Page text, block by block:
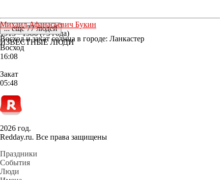
Михаил Афанасьевич Букин
1913 - 1986 (73 года)
ИЗВЕСТНЫЕ ЛЮДИ
... еще 77 людей
Восход и закат солнца в городе: Ланкастер
Восход
16:08
Закат
05:48
2026 год.
Redday.ru. Все права защищены
Праздники
События
Люди